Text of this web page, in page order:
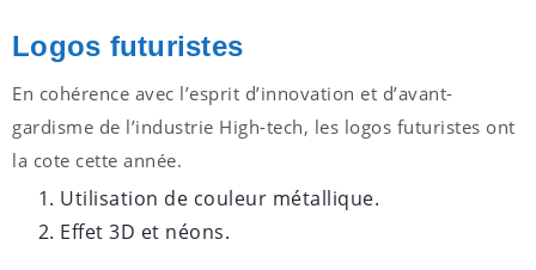
Logos futuristes
En cohérence avec l’esprit d’innovation et d’avant-
gardisme de l’industrie High-tech, les logos futuristes ont
la cote cette année.
Utilisation de couleur métallique.
Effet 3D et néons.